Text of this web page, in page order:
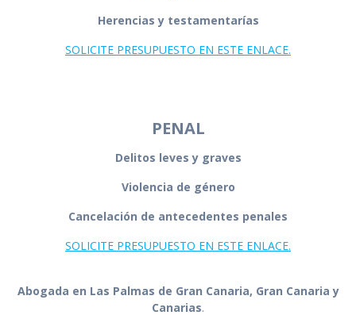
Herencias y testamentarías
SOLICITE PRESUPUESTO EN ESTE ENLACE.
PENAL
Delitos leves y graves
Violencia de género
Cancelación de antecedentes penales
SOLICITE PRESUPUESTO EN ESTE ENLACE.
Abogada en Las Palmas de Gran Canaria, Gran Canaria y
Canarias.